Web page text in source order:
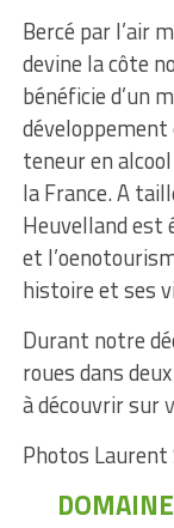
Bercé par l’air
devine la côte
bénéficie d’un
teneur en
la France. A
Heuvelland est
et
histoire et ses
Durant notre
roues dans
à découvrir sur
Photos Laurent